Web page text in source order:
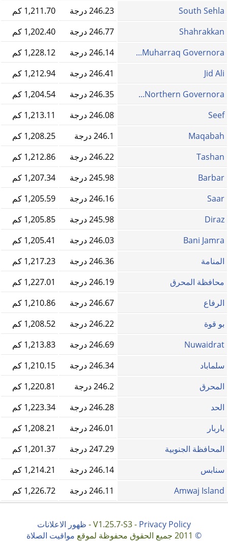
South Sehla
246.23 درجة
1,211.70 كم
Shahrakkan
246.77 درجة
1,202.40 كم
Muharraq Governora...
246.14 درجة
1,228.12 كم
Jid Ali
246.41 درجة
1,212.94 كم
Northern Governora...
246.35 درجة
1,204.54 كم
Seef
246.08 درجة
1,213.11 كم
Maqabah
246.1 درجة
1,208.25 كم
Tashan
246.22 درجة
1,212.86 كم
Barbar
245.98 درجة
1,207.34 كم
Saar
246.16 درجة
1,205.59 كم
Diraz
245.98 درجة
1,205.85 كم
Bani Jamra
246.03 درجة
1,205.41 كم
المنامة
246.36 درجة
1,217.23 كم
محافظة المحرق
246.19 درجة
1,227.01 كم
الرفاع
246.67 درجة
1,210.86 كم
بو قوة
246.22 درجة
1,208.52 كم
Nuwaidrat
246.69 درجة
1,213.83 كم
سلماباد
246.34 درجة
1,210.15 كم
المحرق
246.2 درجة
1,220.81 كم
الحد
246.28 درجة
1,223.34 كم
باربار
246.01 درجة
1,208.21 كم
المحافظة الجنوبية
247.29 درجة
1,201.37 كم
سنابس
246.14 درجة
1,214.21 كم
Amwaj Island
246.11 درجة 1,226.72 كم
V1.25.7-S3 - Privacy Policy
- ظهور الاعلانات
©
مواقيت الصلاة